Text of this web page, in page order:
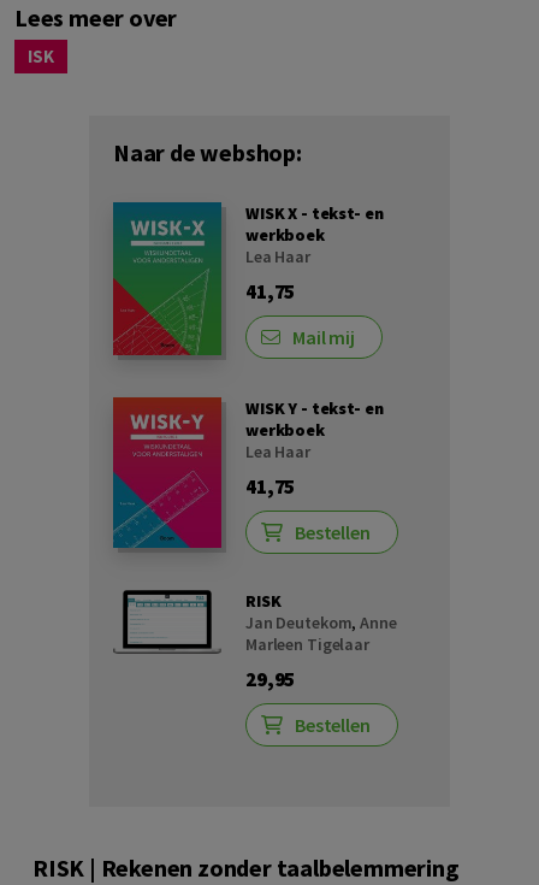
Lees meer over
ISK
Naar de webshop:
WISK X - tekst- en
werkboek
Lea Haar
41,75
Mail mij
WISK Y - tekst- en
werkboek
Lea Haar
41,75
Bestellen
RISK
Jan Deutekom,Anne
Marleen Tigelaar
29,95
Bestellen
RISK | Rekenen zonder taalbelemmering